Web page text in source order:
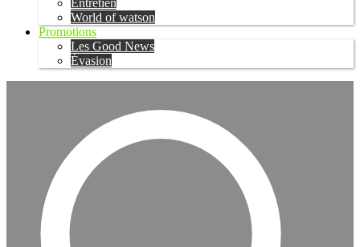
Entretien
World of watson
Promotions
Les Good News
Évasion